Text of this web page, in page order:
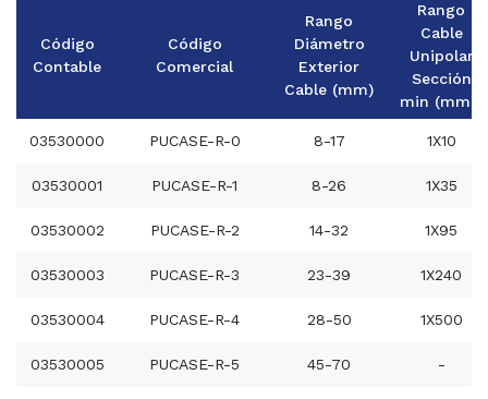
Código
Contable
Código
Comercial
Rango
Diámetro
Exterior
Cable (mm)
Rango
Cable
Unipolar
Sección
min (mm²)
03530000 PUCASE-R-0 8-17 1X10
03530001 PUCASE-R-1 8-26 1X35
03530002 PUCASE-R-2 14-32 1X95
03530003 PUCASE-R-3 23-39 1X240
03530004 PUCASE-R-4 28-50 1X500
03530005 PUCASE-R-5 45-70 -